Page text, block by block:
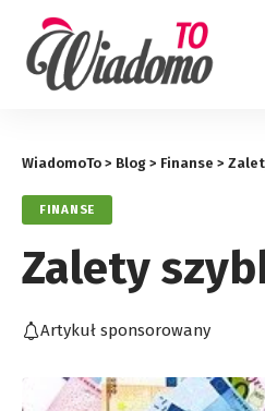
WiadomoTo > Blog > Finanse >
FINANSE
Zalety
Artykuł sponsorowany